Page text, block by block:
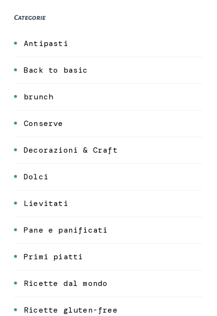
Categorie
Antipasti
Back to basic
brunch
Conserve
Decorazioni & Craft
Dolci
Lievitati
Pane e panificati
Primi piatti
Ricette dal mondo
Ricette gluten-free